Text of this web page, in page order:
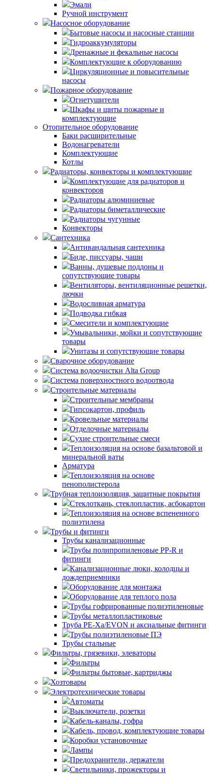
Эмали
Ручной инструмент
Насосное оборудование
Бытовые насосы и насосные станции
Гидроаккумуляторы
Дренажные и фекальные насосы
Комплектующие к оборудованию
Циркуляционные и повысительные
насосы
Пожарное оборудование
Огнетушители
Шкафы и щиты пожарные и
комплектующие
Отопительное оборудование
Баки расширительные
Водонагреватели
Комплектующие
Котлы
Радиаторы, конвекторы и комплектующие
Комплектующие для радиаторов и
конвекторов
Радиаторы алюминиевые
Радиаторы биметаллические
Радиаторы чугунные
Конвекторы
Сантехника
Антивандальная сантехника
Биде, писсуары, чаши
Ванны, душевые поддоны и
сопутствующие товары
Вентиляторы, вентиляционные решетки,
лючки
Водосливная арматура
Подводка гибкая
Смесители и комплектующие
Умывальники, мойки и сопутствующие
товары
Унитазы и сопутствующие товары
Сварочное оборудование
Система водоочистки Alta Group
Система поверхностного водоотвода
Строительные материалы
Строительные мембраны
Гипсокартон, профиль
Кровельные материалы
Отделочные материалы
Сухие строительные смеси
Теплоизоляция на основе базальтовой и
минеральной ваты
Арматура
Теплоизоляция на основе
пенополистерола
Трубная теплоизоляция, защитные покрытия
Стеклоткань, стеклопластик, асбокартон
Теплоизоляция на основе вспененного
полиэтилена
Трубы и фитинги
Трубы канализационные
Трубы полипропиленовые PP-R и
фитинги
Канализационные люки, колодцы и
дождеприемники
Оборудование для монтажа
Оборудование для теплого пола
Трубы гофрированные полиэтиленовые
Трубы металлопластиковые
Труба PE-Xa/EVON и аксиальные фитинги
Трубы полиэтиленовые ПЭ
Трубы стальные
Фильтры, грязевики, элеваторы
Фильтры
Фильтры бытовые, картриджы
Хозтовары
Электротехнические товары
Автоматы
Выключатели, розетки
Кабель-каналы, гофра
Кабель, провод, комплектующие товары
Коробки установочные
Лампы
Предохранители, держатели
Светильники, прожекторы и